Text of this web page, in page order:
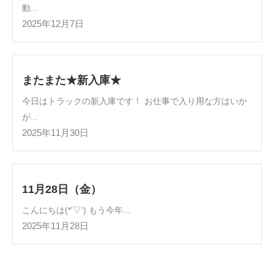
動...
2025年12月7日
またまた★新入庫★
今日はトラックの新入庫です！ お仕事で入り用な方はいか
が...
2025年11月30日
11月28日（金）
こんにちは(*’▽’) もう今年...
2025年11月28日